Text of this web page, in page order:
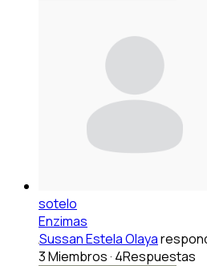
sotelo
Enzimas
Sussan Estela Olaya
3 Miembros· 4Respuestas